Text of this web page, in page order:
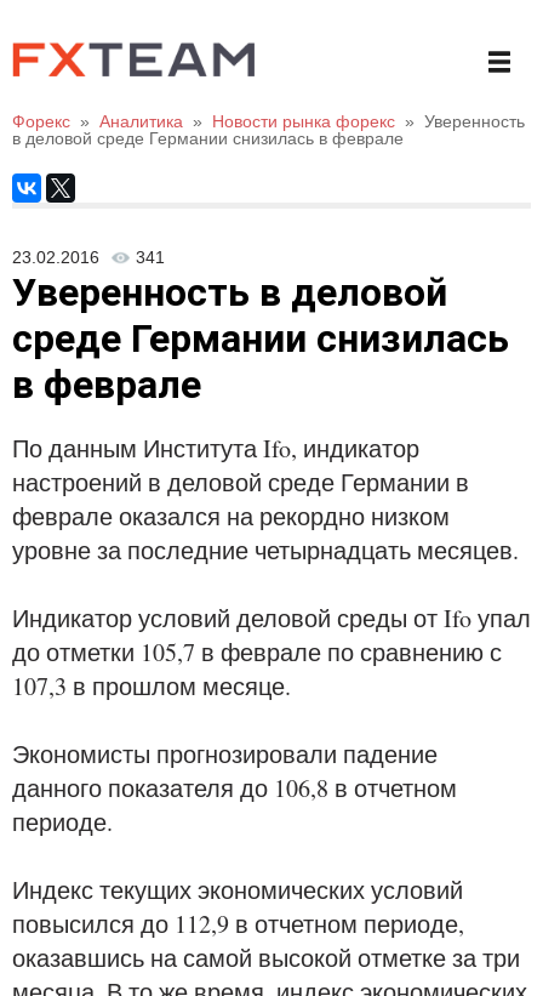
Форекс » Аналитика » Новости рынка форекс » Уверенность
в деловой среде Германии снизилась в феврале
23.02.2016 341
Уверенность в деловой
среде Германии снизилась
в феврале
По данным Института Ifo, индикатор
настроений в деловой среде Германии в
феврале оказался на рекордно низком
уровне за последние четырнадцать месяцев.
Индикатор условий деловой среды от Ifo упал
до отметки 105,7 в феврале по сравнению с
107,3 в прошлом месяце.
Экономисты прогнозировали падение
данного показателя до 106,8 в отчетном
периоде.
Индекс текущих экономических условий
повысился до 112,9 в отчетном периоде,
оказавшись на самой высокой отметке за три